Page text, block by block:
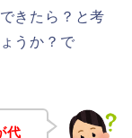
きたら？と考
うか？で
代